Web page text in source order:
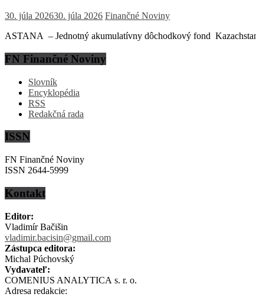
30. júla 202630. júla 2026 Finančné Noviny
ASTANA – Jednotný akumulatívny dôchodkový fond
FN Finančné Noviny
Slovník
Encyklopédia
RSS
Redakčná rada
ISSN
FN Finančné Noviny
ISSN 2644-5999
Kontakt
Editor:
Vladimír Bačišin
vladimir.bacisin@gmail.com
Zástupca editora:
Michal Púchovský
Vydavateľ:
COMENIUS ANALYTICA s. r. o.
Adresa redakcie: